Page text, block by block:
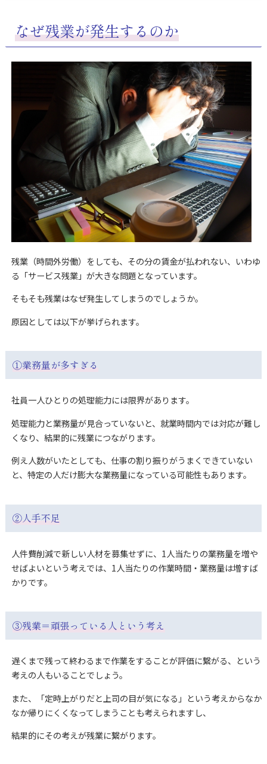
なぜ残業が発生するのか
残業（時間外労働）をしても、その分の賃金が払われない、いわゆ
る「サービス残業」が大きな問題となっています。
そもそも残業はなぜ発生してしまうのでしょうか。
原因としては以下が挙げられます。
①業務量が多すぎる
社員一人ひとりの処理能力には限界があります。
処理能力と業務量が見合っていないと、就業時間内では対応が難し
くなり、結果的に残業につながります。
例え人数がいたとしても、仕事の割り振りがうまくできていない
と、特定の人だけ膨大な業務量になっている可能性もあります。
②人手不足
人件費削減で新しい人材を募集せずに、1人当たりの業務量を増や
せばよいという考えでは、1人当たりの作業時間・業務量は増すば
かりです。
③残業＝頑張っている人という考え
遅くまで残って終わるまで作業をすることが評価に繋がる、という
考えの人もいることでしょう。
また、「定時上がりだと上司の目が気になる」という考えからなか
なか帰りにくくなってしまうことも考えられますし、
結果的にその考えが残業に繋がります。